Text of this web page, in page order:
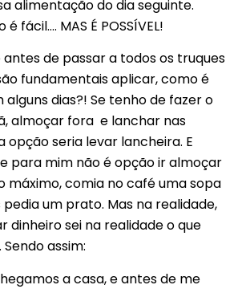
alimentação do dia seguinte.
fácil…. MAS É POSSÍVEL!
antes de passar a todos os truques
fundamentais aplicar, como é
alguns dias?! Se tenho de fazer o
almoçar fora e lanchar nas
opção seria levar lancheira. E
para mim não é opção ir almoçar
máximo, comia no café uma sopa
pedia um prato. Mas na realidade,
dinheiro sei na realidade o que
assim:
a casa, e antes de me